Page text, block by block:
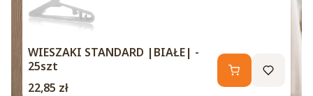
WIESZAKI STANDARD |BIAŁE| -
25szt
Cena
22,85 zł